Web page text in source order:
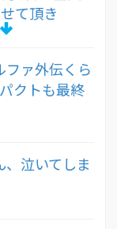
て頂き
ファ外伝くら
クトも最終
、泣いてしま